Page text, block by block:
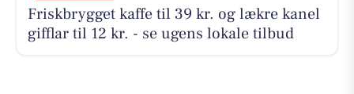
Friskbrygget kaffe til 39 kr. og lækre kanel
gifflar til 12 kr. - se ugens lokale tilbud